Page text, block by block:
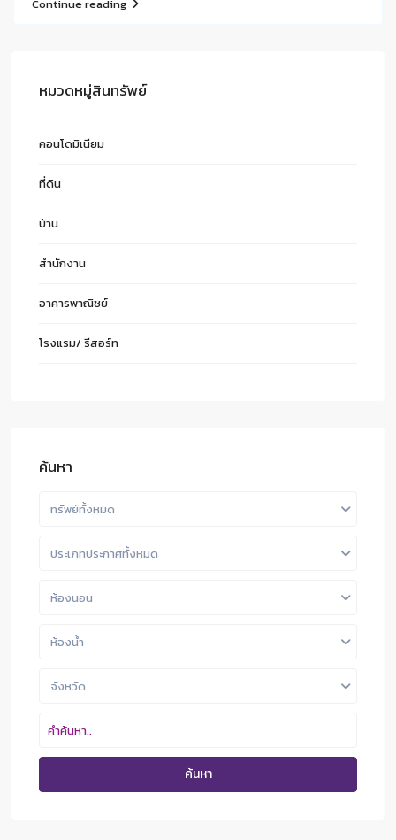
Continue reading
หมวดหมู่สินทรัพย์
คอนโดมิเนียม
ที่ดิน
บ้าน
สำนักงาน
อาคารพาณิชย์
โรงแรม/ รีสอร์ท
ค้นหา
ทรัพย์ทั้งหมด
ประเภทประกาศทั้งหมด
ห้องนอน
ห้องน้ำ
จังหวัด
ค้นหา